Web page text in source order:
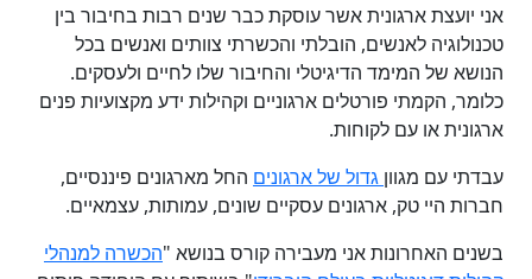
אני יועצת ארגונית אשר עוסקת כבר שנים רבות בחיבור בין
טכנולוגיה לאנשים, הובלתי והכשרתי צוותים ואנשים בכל
הנושא של המימד הדיגיטלי והחיבור שלו לחיים ולעסקים.
כלומר, הקמתי פורטלים ארגוניים וקהילות ידע מקצועיות פנים
ארגונית או עם לקוחות.
עבדתי עם מגוון גדול של ארגונים החל מארגונים פיננסיים,
חברות היי טק, ארגונים עסקיים שונים, עמותות, עצמאיים.
בשנים האחרונות אני מעבירה קורס בנושא "הכשרה למנהלי